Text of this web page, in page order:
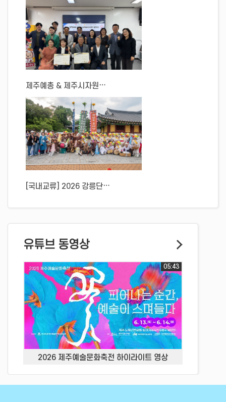
제주예총 & 제주시자원봉사센터 업무협약 [MOU]
[국내교류] 2026 강릉단오제 참여-제주예총 & 대천동큰마당민속보존회
유튜브 동영상
2026 제주예술문화축전 하이라이트 영상
05:43